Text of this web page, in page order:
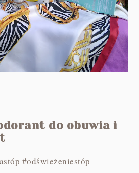
do obuwia i
#odświeżeniestóp